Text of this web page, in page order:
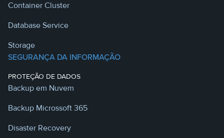
Container Cluster
Database Service
Storage
SEGURANÇA DA INFORMAÇÃO
PROTEÇÃO DE DADOS
Backup em Nuvem
Backup Microssoft 365
Disaster Recovery